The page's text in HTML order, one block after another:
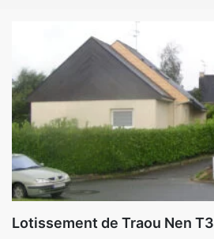
Lotissement de Traou Nen T3